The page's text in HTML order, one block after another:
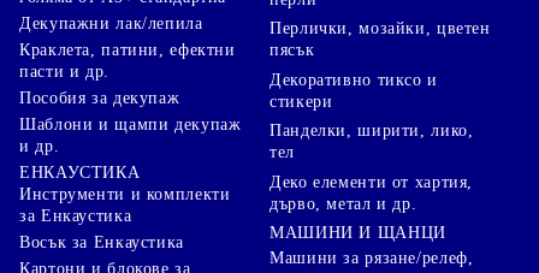
Декупажни лак/лепила
Краклета, патини, ефектни
пасти и др.
Пособия за декупаж
Шаблони и щампи декупаж
и др.
ЕНКАУСТИКА
Инструменти и комплекти
за Енкаустика
Восък за Енкаустика
Картони и блокове за
Перлички, мозайки, цветен
пясък
Декоративно тиксо и
стикери
Панделки, ширити, лико,
тел
Деко елементи от хартия,
дърво, метал и др.
МАШИНИ И ЩАНЦИ
Машини за рязане/релеф,